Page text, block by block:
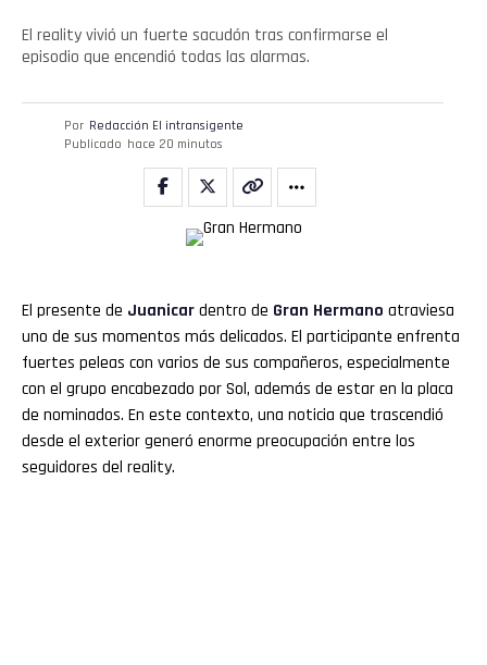
El reality vivió un fuerte sacudón tras confirmarse el
episodio que encendió todas las alarmas.
Por Redacción El intransigente
Publicado hace 20 minutos
El presente de Juanicardentro de Gran Hermano atraviesa
uno de sus momentos más delicados. El participante enfrenta
fuertes peleas con varios de sus compañeros, especialmente
con el grupo encabezado por Sol, además de estar en la placa
de nominados. En este contexto, una noticia que trascendió
desde el exterior generó enorme preocupación entre los
seguidores del reality.